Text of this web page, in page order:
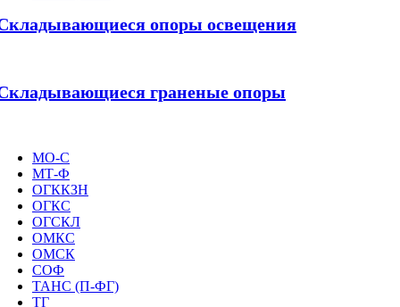
опоры освещения
граненые опоры
МО-С
МТ-Ф
ОГККЗН
ОГКС
ОГСКЛ
ОМКС
ОМСК
СОФ
ТАНС (П-ФГ)
ТГ